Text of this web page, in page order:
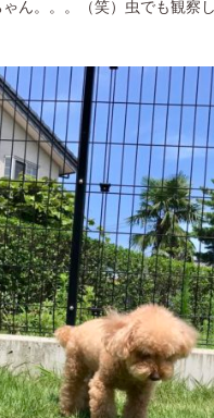
ん。。。（笑）虫でも観